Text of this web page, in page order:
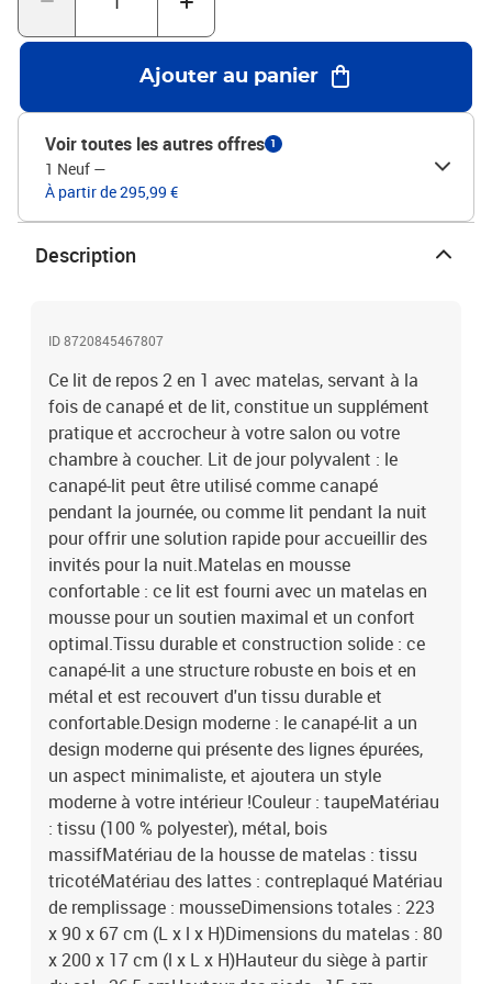
tricotéMatériau des lattes : contreplaqué Matériau de remplissage
: mousseDimensions totales : 223 x 90 x 67 cm (L x l x
H)Dimensions du matelas : 80 x 200 x 17 cm (l x L x H)Hauteur du
siège à partir du sol : 26,5 cmHauteur des pieds : 15 cm
L'assemblage est requisLa livraison contient :1 x lit de repos 1 x
matelas en mousse
Ajouter au panier
Voir toutes les autres offres 1
1 Neuf —
À partir de 295,99 €
Description
ID 8720845467807
Ce lit de repos 2 en 1 avec matelas, servant à la
fois de canapé et de lit, constitue un supplément
pratique et accrocheur à votre salon ou votre
chambre à coucher. Lit de jour polyvalent : le
canapé-lit peut être utilisé comme canapé
pendant la journée, ou comme lit pendant la nuit
pour offrir une solution rapide pour accueillir des
invités pour la nuit.Matelas en mousse
confortable : ce lit est fourni avec un matelas en
mousse pour un soutien maximal et un confort
optimal.Tissu durable et construction solide : ce
canapé-lit a une structure robuste en bois et en
métal et est recouvert d'un tissu durable et
confortable.Design moderne : le canapé-lit a un
design moderne qui présente des lignes épurées,
un aspect minimaliste, et ajoutera un style
moderne à votre intérieur !Couleur : taupeMatériau
: tissu (100 % polyester), métal, bois
massifMatériau de la housse de matelas : tissu
tricotéMatériau des lattes : contreplaqué Matériau
de remplissage : mousseDimensions totales : 223
x 90 x 67 cm (L x l x H)Dimensions du matelas : 80
x 200 x 17 cm (l x L x H)Hauteur du siège à partir